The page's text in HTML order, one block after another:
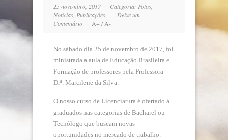
25 novembro, 2017 Categoria: Fotos
Notícias Publicações
Deixe um
Comentário
A+/A-
No sábado dia 25 de novembro de 2017, foi
ministrada a aula de Educação Brasileira e
Formação de professores pela Professora
Drª. Marcilene da Silva.
O nosso curso de Licenciatura é ofertado à
graduados nas categorias de Bacharel ou
Tecnólogo que buscam novas
oportunidades no mercado de trabalho.